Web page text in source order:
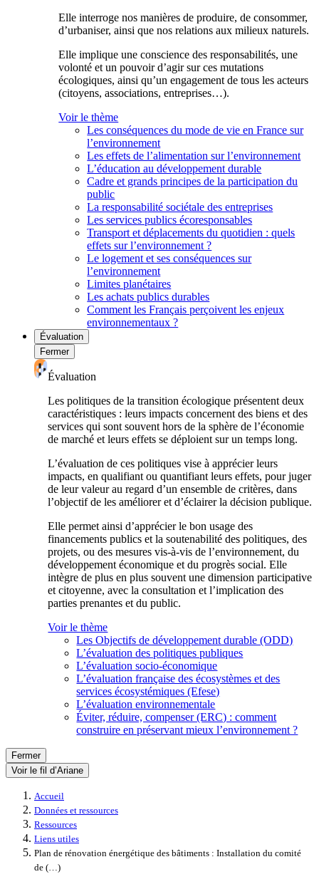
Elle interroge nos manières de produire, de consommer,
d’urbaniser, ainsi que nos relations aux milieux naturels.
Elle implique une conscience des responsabilités, une
volonté et un pouvoir d’agir sur ces mutations
écologiques, ainsi qu’un engagement de tous les acteurs
(citoyens, associations, entreprises…).
Voir le thème
Les conséquences du mode de vie en France sur
l’environnement
Les effets de l’alimentation sur l’environnement
L’éducation au développement durable
Cadre et grands principes de la participation du
public
La responsabilité sociétale des entreprises
Les services publics écoresponsables
Transport et déplacements du quotidien : quels
effets sur l’environnement ?
Le logement et ses conséquences sur
l’environnement
Limites planétaires
Les achats publics durables
Comment les Français perçoivent les enjeux
environnementaux ?
Évaluation
Fermer
Évaluation
Les politiques de la transition écologique présentent deux
caractéristiques : leurs impacts concernent des biens et des
services qui sont souvent hors de la sphère de l’économie
de marché et leurs effets se déploient sur un temps long.
L’évaluation de ces politiques vise à apprécier leurs
impacts, en qualifiant ou quantifiant leurs effets, pour juger
de leur valeur au regard d’un ensemble de critères, dans
l’objectif de les améliorer et d’éclairer la décision publique.
Elle permet ainsi d’apprécier le bon usage des
financements publics et la soutenabilité des politiques, des
projets, ou des mesures vis-à-vis de l’environnement, du
développement économique et du progrès social. Elle
intègre de plus en plus souvent une dimension participative
et citoyenne, avec la consultation et l’implication des
parties prenantes et du public.
Voir le thème
Les Objectifs de développement durable (ODD)
L’évaluation des politiques publiques
L’évaluation socio-économique
L’évaluation française des écosystèmes et des
services écosystémiques (Efese)
L’évaluation environnementale
Éviter, réduire, compenser (ERC) : comment
construire en préservant mieux l’environnement ?
Fermer
Voir le fil d’Ariane
Accueil
Données et ressources
Ressources
Liens utiles
Plan de rénovation énergétique des bâtiments : Installation du comité
de (…)